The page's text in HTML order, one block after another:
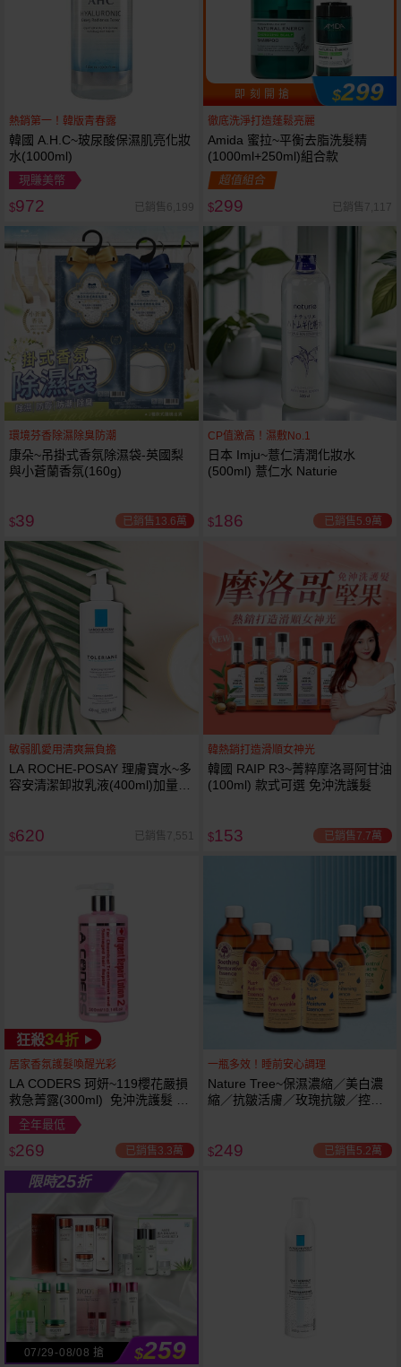
熱銷第一！韓版青春露
韓國 A.H.C~玻尿酸保濕肌亮化妝
水(1000ml)
現賺美幣
$972 已銷售6,199
即 刻 開 搶 $299
徹底洗淨打造蓬鬆亮麗
Amida 蜜拉~平衡去脂洗髮精
(1000ml+250ml)組合款
超值組合
$299 已銷售7,117
環境芬香除濕除臭防潮
康朵~吊掛式香氛除濕袋-英國梨
與小蒼蘭香氛(160g)
$39 已銷售13.6萬
CP值激高！濕敷No.1
日本 Imju~薏仁清潤化妝水
(500ml) 薏仁水 Naturie
$186 已銷售5.9萬
敏弱肌愛用清爽無負擔
LA ROCHE-POSAY 理膚寶水~多
容安清潔卸妝乳液(400ml)加量
$620 已銷售7,551
韓熱銷打造滑順女神光
韓國 RAIP R3~菁粹摩洛哥阿甘油
(100ml) 款式可選 免沖洗護髮
$153 已銷售7.7萬
狂殺34折
居家香氛護髮喚醒光彩
LA CODERS 珂妍~119櫻花嚴損
救急菁露(300ml) 免沖洗護髮 蕾
舒法克
全年最低
$269 已銷售3.3萬
一瓶多效！睡前安心調理
Nature Tree~保濕濃縮／美白濃
縮／抗皺活膚／玫瑰抗皺／控油
$249 已銷售5.2萬
限時25折
07/29-08/08 搶 $259